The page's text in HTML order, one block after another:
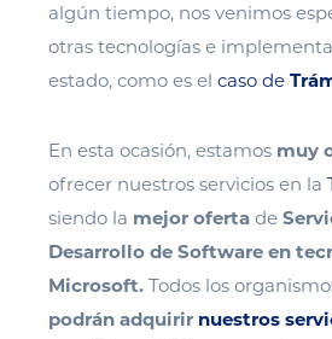
algún tiempo, nos venimos
otras tecnologías e
estado, como es el caso de
En esta ocasión, estamos muy
ofrecer nuestros servicios en la
siendo la mejor oferta de
Desarrollo de Software en
Microsoft. Todos los
podrán adquirir nuestros